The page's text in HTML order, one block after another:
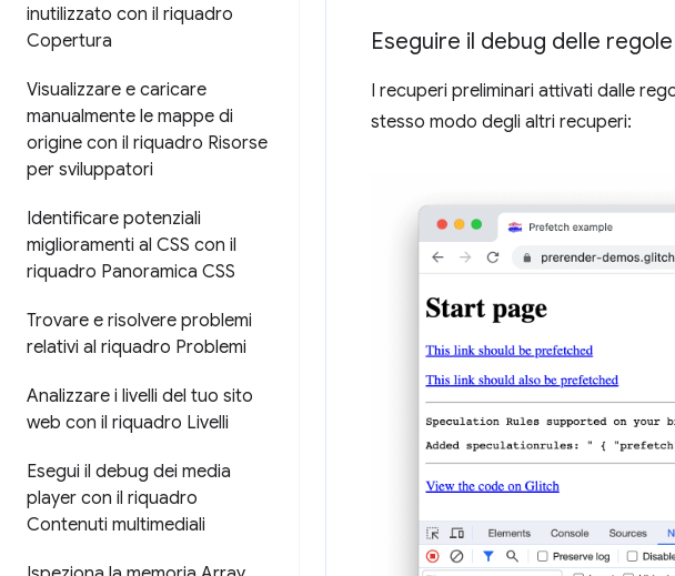
inutilizzato con il riquadro
Copertura
Visualizzare e caricare
manualmente le mappe di
origine con il riquadro Risorse
per sviluppatori
Identificare potenziali
miglioramenti al CSS con il
riquadro Panoramica CSS
Trovare e risolvere problemi
relativi al riquadro Problemi
Analizzare i livelli del tuo sito
web con il riquadro Livelli
Esegui il debug dei media
player con il riquadro
Contenuti multimediali
Eseguire il debug delle
I recuperi preliminari attivati dalle
stesso modo degli altri recuperi: